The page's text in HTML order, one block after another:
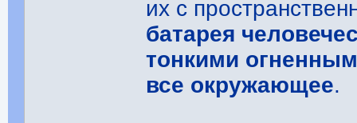
их с
батарея
тонкими
все окружающее.